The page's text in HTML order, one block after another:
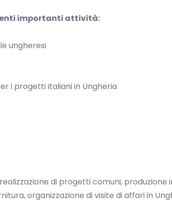
importanti attività:
ungheresi
i progetti italiani in Ungheria
di progetti comuni,
organizzazione di visite di affari in